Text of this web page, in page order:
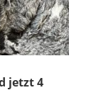
jetzt 4